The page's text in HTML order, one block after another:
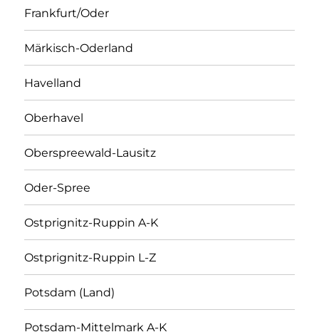
Frankfurt/Oder
Märkisch-Oderland
Havelland
Oberhavel
Oberspreewald-Lausitz
Oder-Spree
Ostprignitz-Ruppin A-K
Ostprignitz-Ruppin L-Z
Potsdam (Land)
Potsdam-Mittelmark A-K